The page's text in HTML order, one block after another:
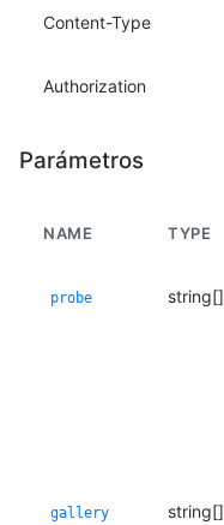
Content-Type
Authorization
Parámetros
NAME TYPE
probe string[]
gallery string[]